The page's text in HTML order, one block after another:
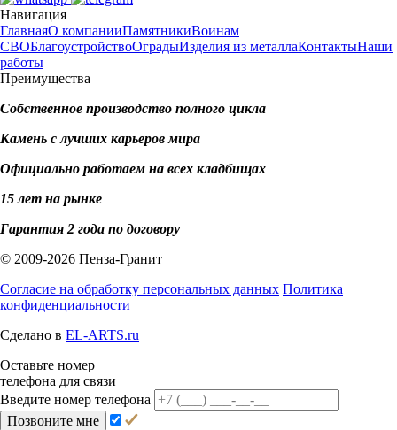
Навигация
ГлавнаяО компанииПамятникиВоинам
СВОБлагоустройствоОградыИзделия из металлаКонтактыНаши
работы
Преимущества
Собственное производство полного цикла
Камень с лучших карьеров мира
Официально работаем на всех кладбищах
15 лет на рынке
Гарантия 2 года по договору
© 2009-2026 Пенза-Гранит
Согласие на обработку персональных данных Политика
конфиденциальности
Сделано в EL-ARTS.ru
Оставьте номер
телефона для связи
Введите номер телефона
Позвоните мне